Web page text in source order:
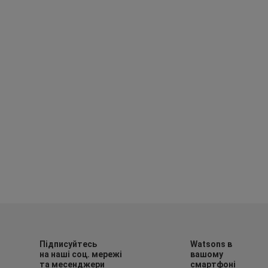
Підписуйтесь
на наші соц. мережі
та месенджери
Watsons в
вашому
смартфоні